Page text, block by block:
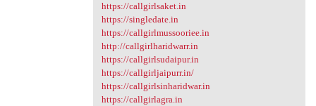
https://callgirlsaket.in
https://singledate.in
https://callgirlmussooriee.in
http://callgirlharidwarr.in
https://callgirlsudaipur.in
https://callgirljaipurr.in/
https://callgirlsinharidwar.in
https://callgirlagra.in